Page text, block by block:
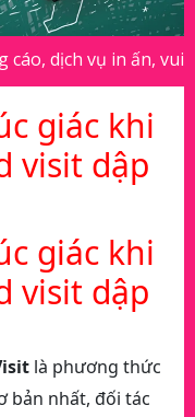
in ấn, vui lòng
giác khi
visit dập
giác khi
visit dập
là phương thức
bản nhất, đối tác